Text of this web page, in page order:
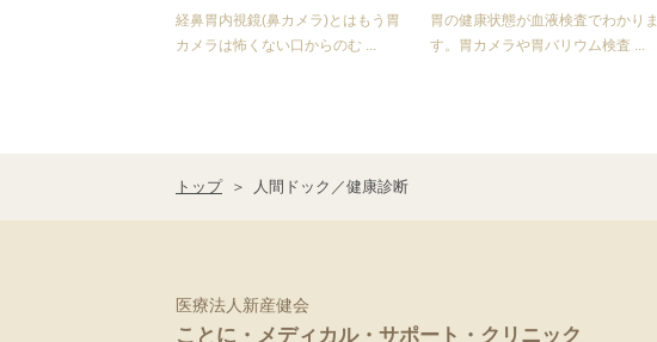
経鼻胃内視鏡(鼻カメラ)とはもう胃
カメラは怖くない口からのむ ...
胃の健康状態が血液検査でわかりま
す。胃カメラや胃バリウム検査 ...
トップ 人間ドック／健康診断
医療法人新産健会
ことに・メディカル・サポート・クリニック